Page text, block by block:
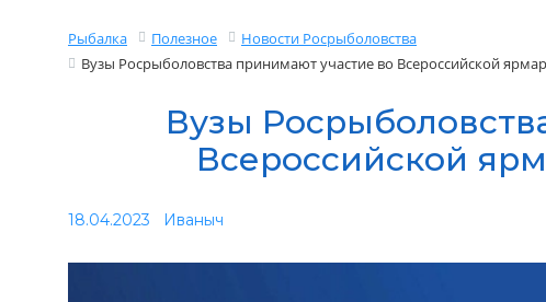
Рыбалка Полезное
Новости Росрыболовства
Вузы Росрыболовства принимают участие во Всероссийской
Вузы
Всероссийской
18.04.2023 Иваныч